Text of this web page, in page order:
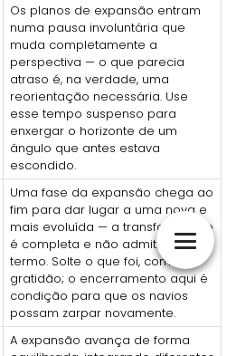
Os planos de expansão entram
numa pausa involuntária que
muda completamente a
perspectiva — o que parecia
atraso é, na verdade, uma
reorientação necessária. Use
esse tempo suspenso para
enxergar o horizonte de um
ângulo que antes estava
escondido.
Uma fase da expansão chega ao
fim para dar lugar a uma nova e
mais evoluída — a transformação
é completa e não admite meio-
termo. Solte o que foi, com
gratidão; o encerramento aqui é
condição para que os navios
possam zarpar novamente.
A expansão avança de forma